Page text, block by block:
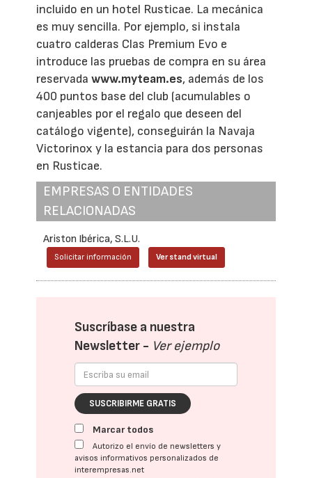
incluido en un hotel Rusticae. La mecánica
es muy sencilla. Por ejemplo, si instala
cuatro calderas Clas Premium Evo e
introduce las pruebas de compra en su área
reservadawww.myteam.es, además de los
400 puntos base del club (acumulables o
canjeables por el regalo que deseen del
catálogo vigente), conseguirán la Navaja
Victorinox y la estancia para dos personas
en Rusticae.
EMPRESAS O ENTIDADES
RELACIONADAS
Ariston Ibérica, S.L.U.
Solicitar información Ver stand virtual
Suscríbase a nuestra
Newsletter - Ver ejemplo
SUSCRIBIRME GRATIS
Marcar todos
Autorizo el envío de newsletters y
avisos informativos personalizados de
interempresas.net